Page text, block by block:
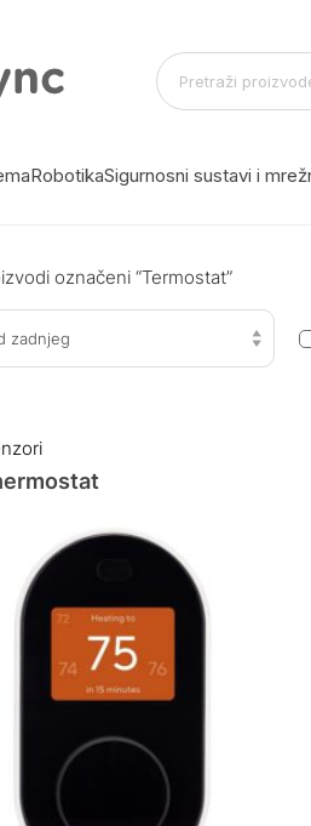
RobotikaSigurnosni sustavi i
označeni “Termostat”
zadnjeg